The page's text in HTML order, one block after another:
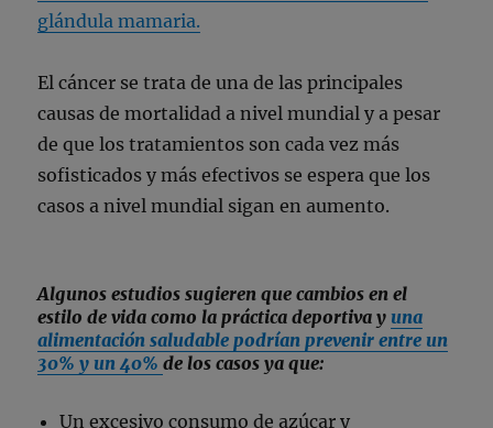
glándula mamaria.
El cáncer se trata de una de las principales
causas de mortalidad a nivel mundial y a pesar
de que los tratamientos son cada vez más
sofisticados y más efectivos se espera que los
casos a nivel mundial sigan en aumento.
Algunos estudios sugieren que cambios en el
estilo de vida como la práctica deportiva yuna
alimentación saludable podrían prevenir entre un
30% y un 40%de los casos ya que:
Un excesivo consumo de azúcar y